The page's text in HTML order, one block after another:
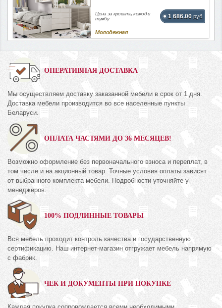
Цена за кровать, комод и
тумбу
1 686.00 руб.
Молодежная
ОПЕРАТИВНАЯ ДОСТАВКА
Мы осуществляем доставку заказанной мебели в срок от 1 дня.
Доставка мебели производится во все населенные пункты
Беларуси.
ОПЛАТА ЧАСТЯМИ ДО 36 МЕСЯЦЕВ!
Возможно оформление без первоначального взноса и переплат, в
том числе и на акционный товар. Точные условия оплаты зависят
от выбранного комплекта мебели. Подробности уточняйте у
менеджеров.
100% ПОДЛИННЫЕ ТОВАРЫ
Вся мебель проходит контроль качества и государственную
сертификацию. Наш интернет-магазин отгружает мебель напрямую
с фабрик.
ЧЕК И ДОКУМЕНТЫ ПРИ ПОКУПКЕ